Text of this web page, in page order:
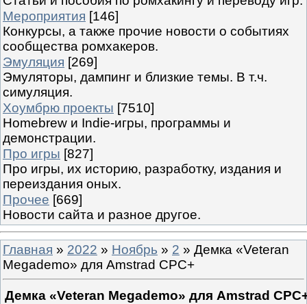
Мероприятия [146]
Конкурсы, а также прочие новости о событиях
сообщества ромхакеров.
Эмуляция [269]
Эмуляторы, дампинг и близкие темы. В т.ч.
симуляция.
Хоумбрю проекты [7510]
Homebrew и Indie-игры, программы и
демонстрации.
Про игры [827]
Про игры, их историю, разработку, издания и
переиздания оных.
Прочее [669]
Новости сайта и разное другое.
Главная » 2022 » Ноябрь » 2 » Демка «Veteran
Megademo» для Amstrad CPC+
Демка «Veteran Megademo» для Amstrad